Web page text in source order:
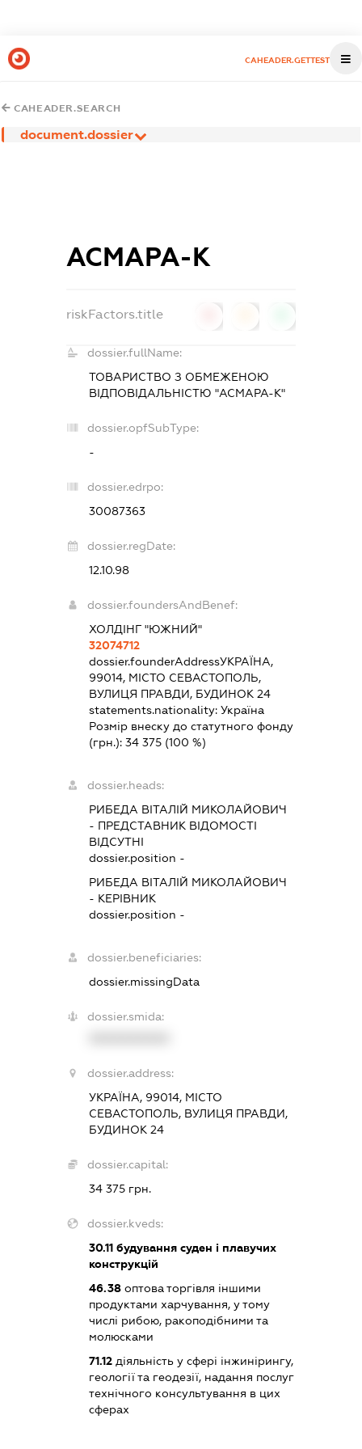
CAHEADER.GETTEST
CAHEADER.SEARCH
document.dossier
АСМАРА-К
riskFactors.title
dossier.fullName:
ТОВАРИСТВО З ОБМЕЖЕНОЮ
ВІДПОВІДАЛЬНІСТЮ "АСМАРА-К"
dossier.opfSubType:
-
dossier.edrpo:
30087363
dossier.regDate:
12.10.98
dossier.foundersAndBenef:
ХОЛДІНГ "ЮЖНИЙ"
32074712
dossier.founderAddressУКРАЇНА,
99014, МІСТО СЕВАСТОПОЛЬ,
ВУЛИЦЯ ПРАВДИ, БУДИНОК 24
statements.nationality:Україна
Розмір внеску до статутного фонду
(грн.):34 375 (100 %)
dossier.heads:
РИБЕДА ВІТАЛІЙ МИКОЛАЙОВИЧ
- ПРЕДСТАВНИК ВІДОМОСТІ
ВІДСУТНІ
dossier.position -
РИБЕДА ВІТАЛІЙ МИКОЛАЙОВИЧ
- КЕРІВНИК
dossier.position -
dossier.beneficiaries:
dossier.missingData
dossier.smida:
dossier.address:
УКРАЇНА, 99014, МІСТО
СЕВАСТОПОЛЬ, ВУЛИЦЯ ПРАВДИ,
БУДИНОК 24
dossier.capital:
34 375 грн.
dossier.kveds:
30.11 будування суден і плавучих
конструкцій
46.38 оптова торгівля іншими
продуктами харчування, у тому
числі рибою, ракоподібними та
молюсками
71.12 діяльність у сфері інжинірингу,
геології та геодезії, надання послуг
технічного консультування в цих
сферах